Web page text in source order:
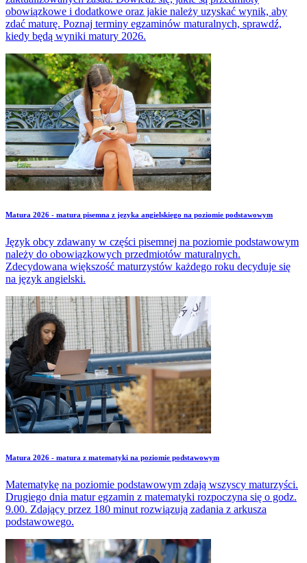
obowiązkowe i dodatkowe oraz jakie należy uzyskać wynik, aby
zdać maturę. Poznaj terminy egzaminów maturalnych, sprawdź,
kiedy będą wyniki matury 2026.
Matura 2026 - matura pisemna z języka angielskiego na poziomie podstawowym
Język obcy zdawany w części pisemnej na poziomie podstawowym
należy do obowiązkowych przedmiotów maturalnych.
Zdecydowana większość maturzystów każdego roku decyduje się
na język angielski.
Matura 2026 - matura z matematyki na poziomie podstawowym
Matematykę na poziomie podstawowym zdają wszyscy maturzyści.
Drugiego dnia matur egzamin z matematyki rozpoczyna się o godz.
9.00. Zdający przez 180 minut rozwiązują zadania z arkusza
podstawowego.